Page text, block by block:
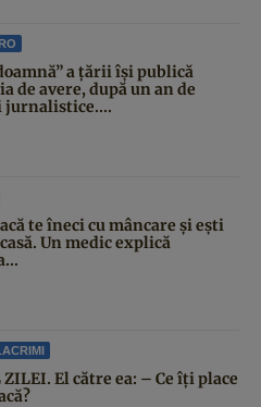
a țării își publică
de avere, după un an de
jurnalistice....
te îneci cu mâncare și ești
Un medic explică
ZILEI. El către ea: – Ce îți place